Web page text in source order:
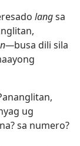
langsa
busa dili sila
ug
sa numero?